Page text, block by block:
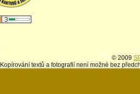
© 2009
Kopírování textů a fotografií není možné bez